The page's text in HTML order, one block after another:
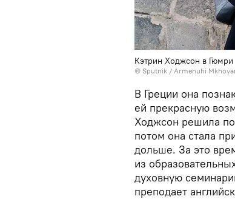
Кэтрин Ходжсон в Гюмри
© Sputnik / Armenuhi
В Греции она
ей прекрасную
Ходжсон решила
потом она стала
дольше. За это
из
духовную
преподает